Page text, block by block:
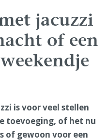
jacuzzi
of een
is voor veel stellen
toevoeging, of het nu
of gewoon voor een